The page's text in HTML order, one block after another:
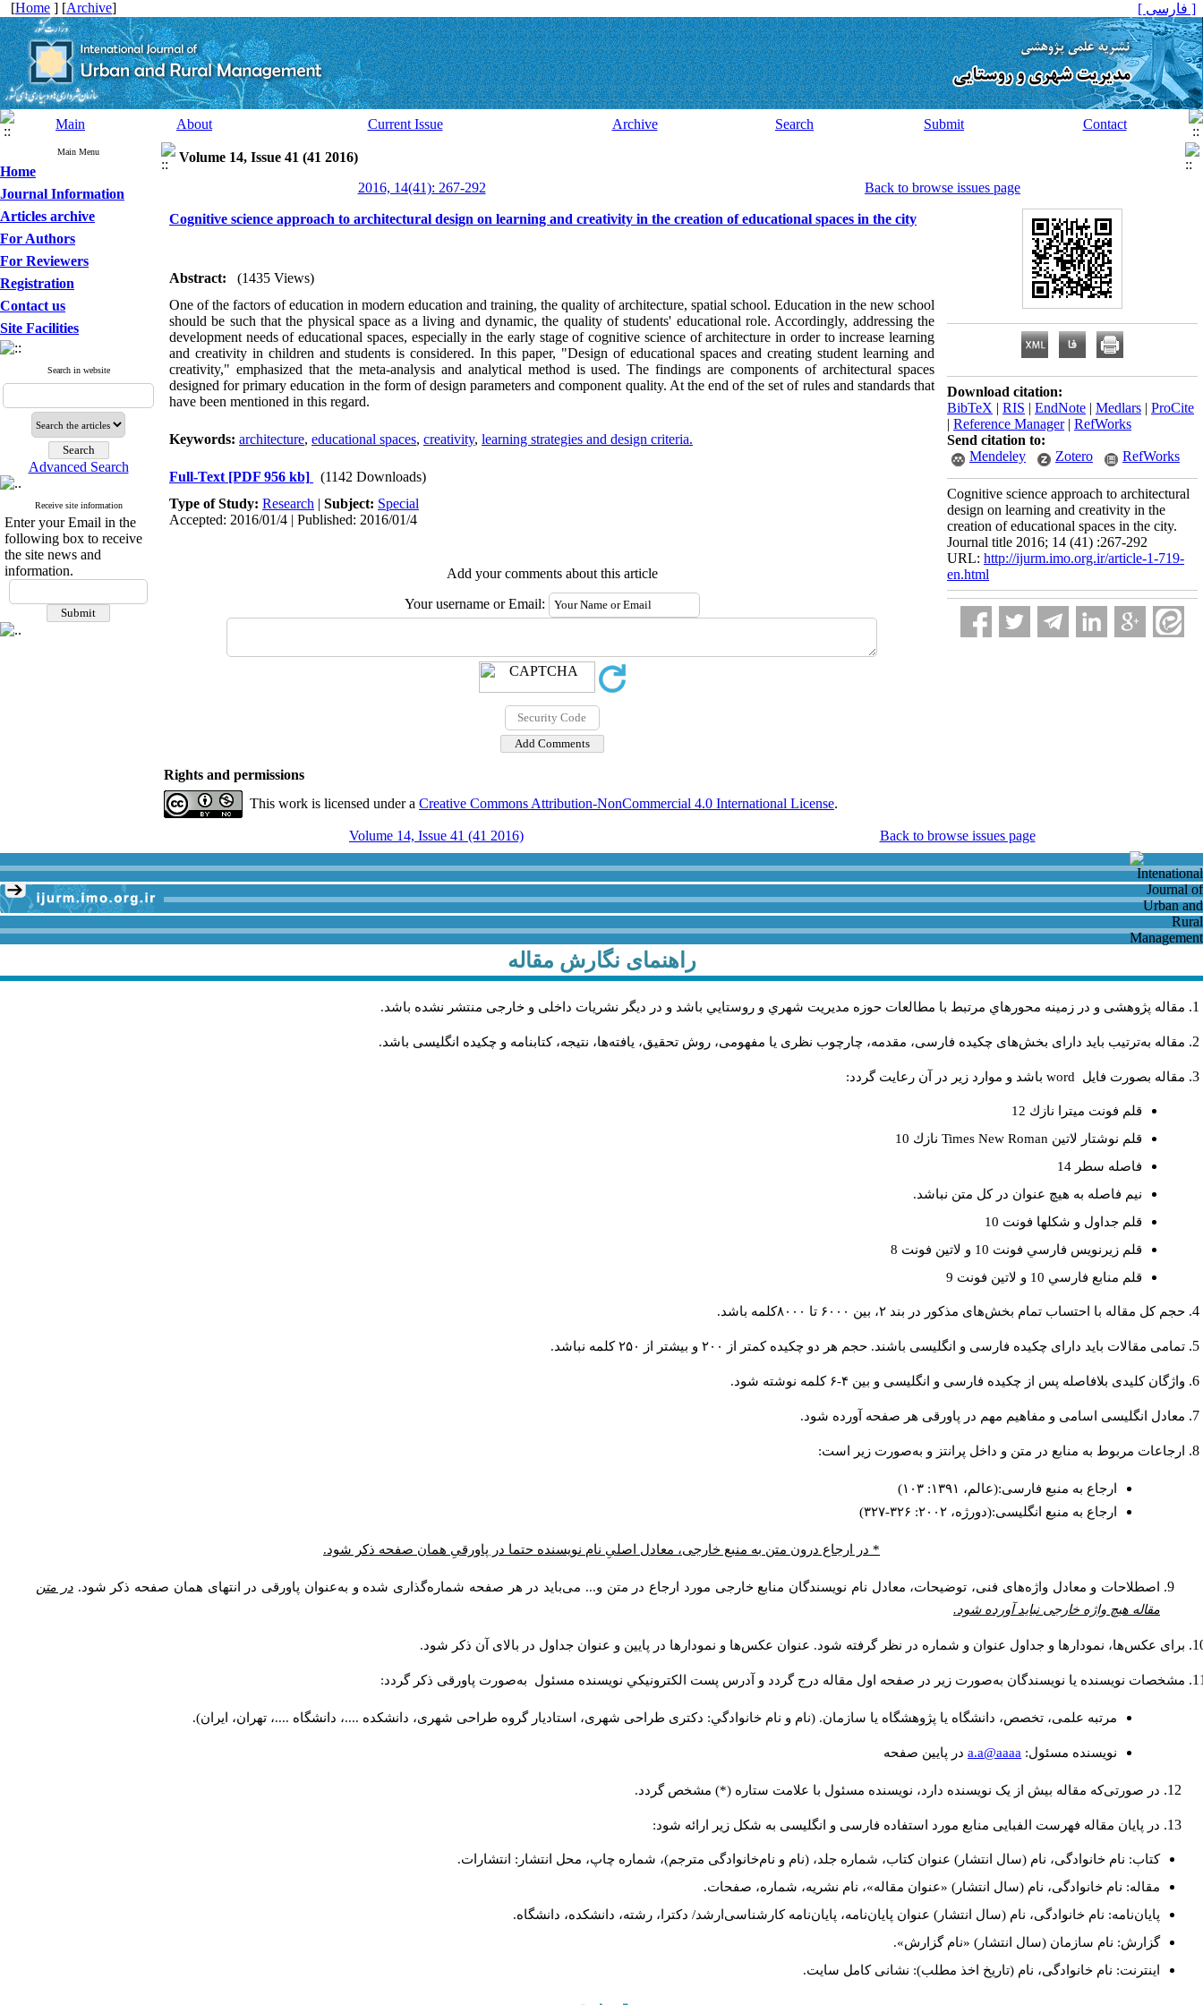
[Home ] [Archive] [ فارسی ]
Main About Current Issue Archive Search Submit Contact
Main Menu
Home
Journal Information
Articles archive
For Authors
For Reviewers
Registration
Contact us
Site Facilities
Search in website
Advanced Search
Receive site information
Enter your Email in the
following box to receive
the site news and
information.
Volume 14, Issue 41 (41 2016)
2016, 14(41): 267-292
Back to browse issues page
Cognitive science approach to architectural design on learning and creativity in the creation of educational spaces in the city
Abstract:
(1435 Views)
One of the factors of education in modern education and training, the quality of architecture, spatial school. Education in the new school
should be such that the physical space as a living and dynamic, the quality of students' educational role. Accordingly, addressing the
development needs of educational spaces, especially in the early stage of cognitive science of architecture in order to increase learning
and creativity in children and students is considered. In this paper, "Design of educational spaces and creating student learning and
creativity," emphasized that the meta-analysis and analytical method is used. The findings are components of architectural spaces
designed for primary education in the form of design parameters and component quality. At the end of the set of rules and standards that
have been mentioned in this regard.
Keywords: architecture, educational spaces, creativity, learning strategies and design criteria.
Full-Text [PDF 956 kb]
(1142 Downloads)
Type of Study: Research | Subject: Special
Accepted: 2016/01/4 | Published: 2016/01/4
Add your comments about this article
Your username or Email:
Download citation:
BibTeX | RIS | EndNote | Medlars | ProCite
| Reference Manager| RefWorks
Send citation to:
Mendeley
Zotero RefWorks
Cognitive science approach to architectural
design on learning and creativity in the
creation of educational spaces in the city.
Journal title 2016; 14 (41) :267-292
URL: http://ijurm.imo.org.ir/article-1-719-
en.html
Rights and permissions
This work is licensed under a Creative Commons Attribution-NonCommercial 4.0 International License.
Volume 14, Issue 41 (41 2016) Back to browse issues page
راهنمای نگارش مقاله
مقاله پژوهشی و در زمینه محورهاي مرتبط با مطالعات حوزه مديريت شهري و روستايي باشد و در دیگر نشریات داخلی و خارجی منتشر نشده باشد.
مقاله به‌ترتیب باید دارای بخش‌های چکیده فارسی، مقدمه، چارچوب نظری یا مفهومی، روش تحقیق، یافته‌ها، نتیجه، کتابنامه و چکیده انگلیسی باشد.
مقاله بصورت فايل word باشد و موارد زير در آن رعايت گردد:
قلم فونت ميترا نازك 12
قلم نوشتار لاتين Times New Roman نازك 10
فاصله سطر 14
نيم فاصله به هيچ عنوان در كل متن نباشد.
قلم جداول و شكلها فونت 10
قلم زيرنويس فارسي فونت 10 و لاتين فونت 8
قلم منابع فارسي 10 و لاتين فونت 9
حجم کل مقاله با احتساب تمام بخش‌های مذکور در بند ۲، بین ۶۰۰۰ تا ۸۰۰۰کلمه باشد.
تمامی مقالات باید دارای چکیده فارسی و انگلیسی باشند. حجم هر دو چکیده کمتر از ۲۰۰ و بیشتر از ۲۵۰ کلمه نباشد.
واژگان کلیدی بلافاصله پس از چکیده فارسی و انگلیسی و بین ۴-۶ کلمه نوشته شود.
معادل انگلیسی اسامی و مفاهیم مهم در پاورقی هر صفحه آورده شود.
ارجاعات مربوط به منابع در متن و داخل پرانتز و به‌صورت زیر است:
ارجاع به منبع فارسی:(عالم، ۱۳۹۱: ۱۰۳)
ارجاع به منبع انگلیسی:(دورژه، ۲۰۰۲: ۳۲۶-۳۲۷)
* در ارجاع درون متن به منبع خارجی، معادل اصلیِ نام نویسنده حتما در پاورقیِ همان صفحه ذکر شود.
اصطلاحات و معادل واژه‌های فنی، توضیحات، معادل نام نویسندگان منابع خارجی مورد ارجاع در متن و... می‌باید در هر صفحه شماره‌گذاری شده و به‌عنوان پاورقی در انتهای همان صفحه ذکر شود. در متن
مقاله هیچ واژه خارجی نباید آورده شود.
برای عکس‌ها، نمودارها و جداول عنوان و شماره در نظر گرفته شود. عنوان عکس‌ها و نمودارها در پایین و عنوان جداول در بالای آن ذکر شود.
مشخصات نویسنده یا نویسندگان به‌صورت زیر در صفحه اول مقاله درج گردد و آدرس پست الكترونيكي نويسنده مسئول به‌صورت پاورقی ذکر گردد:
مرتبه علمی، تخصص، دانشگاه یا پژوهشگاه یا سازمان. (نام و نام خانوادگي: دکتری طراحی شهری، استادیار گروه طراحی شهری، دانشکده ....، دانشگاه ....، تهران، ایران).
نويسنده مسئول: a.a@aaaa در پايين صفحه
در صورتی‌که مقاله بیش از یک نویسنده دارد، نویسنده مسئول با علامت ستاره (*) مشخص گردد.
در پایان مقاله فهرست الفبایی منابع مورد استفاده فارسی و انگلیسی به شکل زیر ارائه شود:
کتاب: نام خانوادگی، نام (سال انتشار) عنوان کتاب، شماره جلد، (نام و نام‌خانوادگی مترجم)، شماره چاپ، محل انتشار: انتشارات.
مقاله: نام خانوادگی، نام (سال انتشار) «عنوان مقاله»، نام نشریه، شماره، صفحات.
پایان‌نامه: نام خانوادگی، نام (سال انتشار) عنوان پایان‌نامه، پایان‌نامه کارشناسی‌ارشد/ دکترا، رشته، دانشکده، دانشگاه.
گزارش: نام سازمان (سال انتشار) «نام گزارش».
اینترنت: نام خانوادگی، نام (تاریخ اخذ مطلب): نشانی کامل سایت.